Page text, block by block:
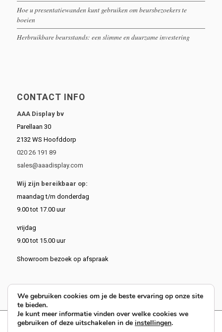
Hoe u presentatiewanden kunt gebruiken om beursbezoekers te
boeien
Herbruikbare beursstands: een slimme en duurzame investering
CONTACT INFO
AAA Display bv
Parellaan 30
2132 WS Hoofddorp
020 26 191 89
sales@aaadisplay.com
Wij zijn bereikbaar op:
maandag t/m donderdag
9.00 tot 17.00 uur
vrijdag
9.00 tot 15.00 uur
Showroom bezoek op afspraak
9.4 62 reviews
We gebruiken cookies om je de beste ervaring op onze site
te bieden.
Je kunt meer informatie vinden over welke cookies we
gebruiken of deze uitschakelen in de instellingen.